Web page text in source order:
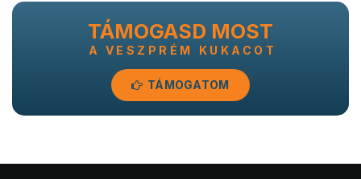
TÁMOGASD MOST
A VESZPRÉM KUKACOT
TÁMOGATOM